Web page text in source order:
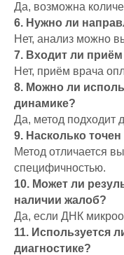
Да, возможна
6. Нужно ли
Нет, анализ можно
7. Входит ли
Нет, приём врача
8. Можно ли
динамике?
Да, метод подходит
9. Насколько
Метод отличается
специфичностью.
10. Может ли
наличии жалоб?
Да, если ДНК
11. Используется
диагностике?